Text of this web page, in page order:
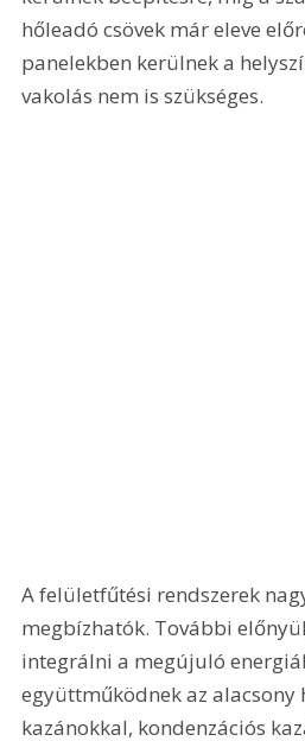
hőleadó csövek már eleve
panelekben kerülnek a
vakolás nem is szükséges.
A felületfűtési rendszerek
megbízhatók. További
integrálni a megújuló
együttműködnek az alacsony
kazánokkal, kondenzációs